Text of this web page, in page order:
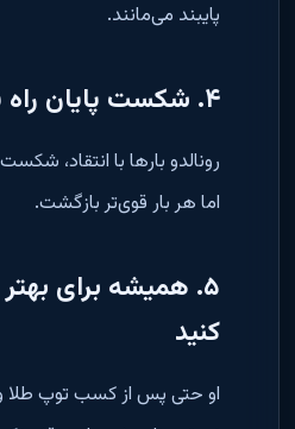
پایبند می‌مانند.
۴. شکست پایان راه نیست
رونالدو بارها با انتقاد،
اما هر بار قوی‌تر بازگشت.
۵. همیشه برای
کنید
او حتی پس از کسب توپ طلا